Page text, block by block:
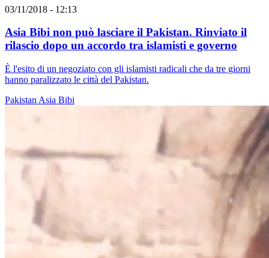
03/11/2018 - 12:13
Asia Bibi non può lasciare il Pakistan. Rinviato il
rilascio dopo un accordo tra islamisti e governo
È l'esito di un negoziato con gli islamisti radicali che da tre giorni
hanno paralizzato le città del Pakistan.
Pakistan Asia Bibi